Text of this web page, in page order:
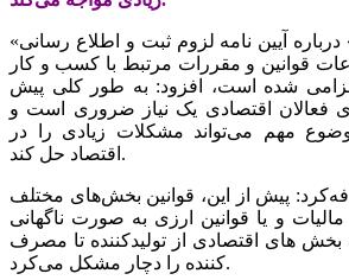
«محمدحسین برخوردار» درباره آیین نامه لزوم ثبت و اطلاع رسانی
قوانین و مقررات مرتبط با کسب و کار
الزامی شده است، افزود: به طور کلی پیش
فعالان اقتصادی یک نیاز ضروری است و
مهم می‌تواند مشکلات زیادی را در
اقتصاد حل کند.
پیش از این، قوانین بخش‌های مختلف
و یا قوانین ارزی به صورت ناگهانی
بخش های اقتصادی از تولیدکننده تا مصرف
کننده را دچار مشکل می‌کرد.